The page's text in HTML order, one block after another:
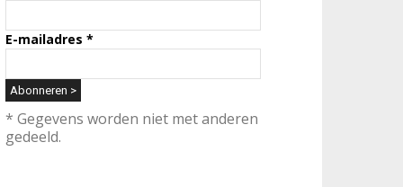
E-mailadres *
* Gegevens worden niet met anderen
gedeeld.